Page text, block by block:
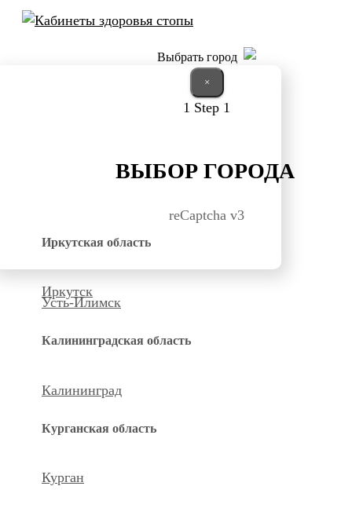
Выбрать город
×
1 Step 1
ВЫБОР ГОРОДА
reCaptcha v3
Иркутская область
Иркутск
Усть-Илимск
Калининградская область
Калининград
Курганская область
Курган